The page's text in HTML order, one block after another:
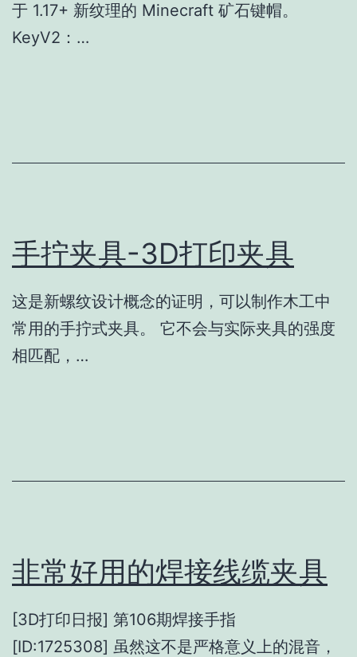
于 1.17+ 新纹理的 Minecraft 矿石键帽。
KeyV2：…
手拧夹具-3D打印夹具
这是新螺纹设计概念的证明，可以制作木工中
常用的手拧式夹具。 它不会与实际夹具的强度
相匹配，…
非常好用的焊接线缆夹具
[3D打印日报] 第106期焊接手指
[ID:1725308] 虽然这不是严格意义上的混音，